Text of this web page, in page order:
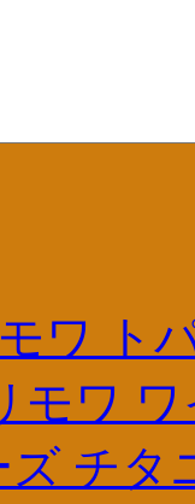
モワ ト
モワ
ズ チタ